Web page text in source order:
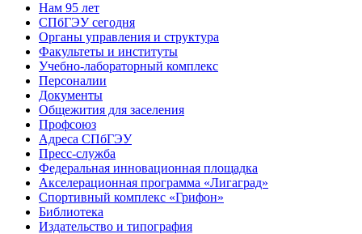
Нам 95 лет
СПбГЭУ сегодня
Органы управления и структура
Факультеты и институты
Учебно-лабораторный комплекс
Персоналии
Документы
Общежития для заселения
Профсоюз
Адреса СПбГЭУ
Пресс-служба
Федеральная инновационная площадка
Акселерационная программа «Лигаград»­­
Спортивный комплекс «Грифон»
Библиотека
Издательство и типография